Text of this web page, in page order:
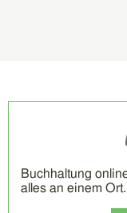
Buchhaltung
alles an einem Ort.